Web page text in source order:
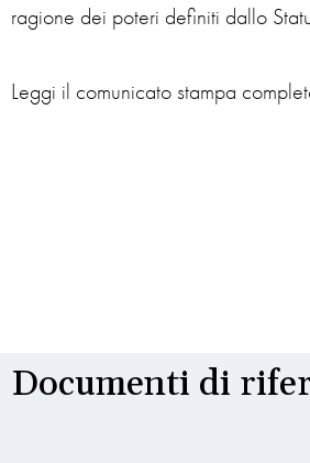
ragione dei poteri definiti dallo
Leggi il comunicato stampa
Documenti di